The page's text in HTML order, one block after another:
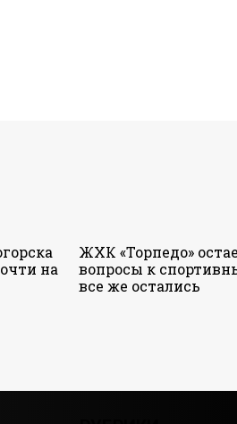
на
ЖХК «Торпедо»
вопросы к
все же остались